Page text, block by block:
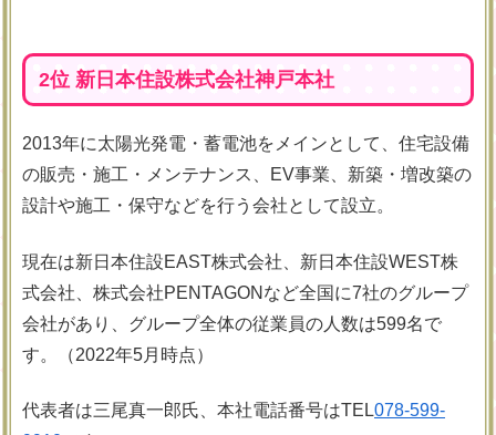
2位 新日本住設株式会社神戸本社
2013年に太陽光発電・蓄電池をメインとして、住宅設備
の販売・施工・メンテナンス、EV事業、新築・増改築の
設計や施工・保守などを行う会社として設立。
現在は新日本住設EAST株式会社、新日本住設WEST株
式会社、株式会社PENTAGONなど全国に7社のグループ
会社があり、グループ全体の従業員の人数は599名で
す。（2022年5月時点）
代表者は三尾真一郎氏、本社電話番号はTEL078-599-